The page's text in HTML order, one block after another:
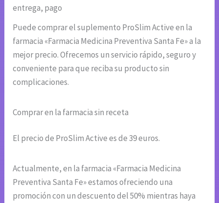
entrega, pago
Puede comprar el suplemento ProSlim Active en la
farmacia «Farmacia Medicina Preventiva Santa Fe» a la
mejor precio. Ofrecemos un servicio rápido, seguro y
conveniente para que reciba su producto sin
complicaciones.
Comprar en la farmacia sin receta
El precio de ProSlim Active es de 39 euros.
Actualmente, en la farmacia «Farmacia Medicina
Preventiva Santa Fe» estamos ofreciendo una
promoción con un descuento del 50% mientras haya